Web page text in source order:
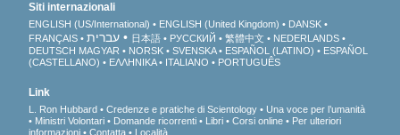
Siti internazionali
ENGLISH (US/International) ENGLISH (United Kingdom)
DANSK
FRANÇAIS
עברית 日本語 РУССКИЙ 繁體中文
NEDERLANDS
DEUTSCH MAGYAR NORSK SVENSKA ESPAÑOL (LATINO)
ESPAÑOL
(CASTELLANO)
ΕΛΛΗΝΙΚA ITALIANO PORTUGUÊS
Link
L. Ron Hubbard Credenze e pratiche di Scientology
Una voce per l’umanità
Ministri Volontari
Domande ricorrenti Libri Corsi online
Per ulteriori
informazioni
Contatta Località